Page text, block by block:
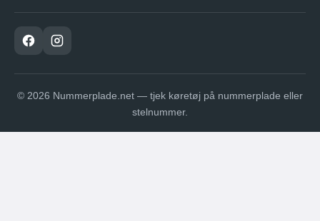
© 2026 Nummerplade.net — tjek køretøj på nummerplade eller
stelnummer.